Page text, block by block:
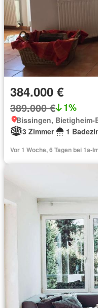
384.000 €
389.000 € 1%
Bissingen, Bietigheim-
3 Zimmer
1
Vor 1 Woche, 6 Tagen bei 1a-